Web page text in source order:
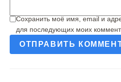
Сохранить моё имя, email и
для последующих моих